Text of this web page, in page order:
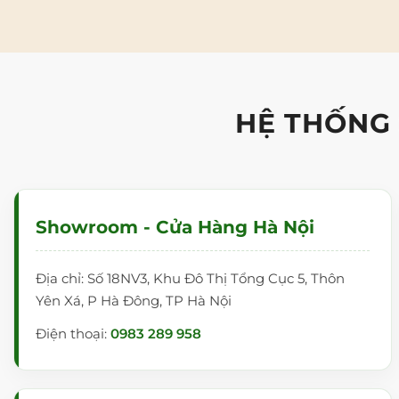
HỆ
Showroom - Cửa Hàng Hà Nội
Địa chỉ: Số 18NV3, Khu Đô Thị Tổng Cục 5, Thôn
Yên Xá, P Hà Đông, TP Hà Nội
Điện thoại: 0983 289 958